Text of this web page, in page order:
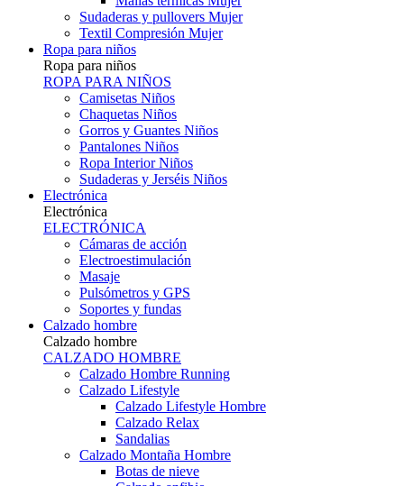
Sudaderas y pullovers Mujer
Textil Compresión Mujer
Ropa para niños
Ropa para niños
ROPA PARA NIÑOS
Camisetas Niños
Chaquetas Niños
Gorros y Guantes Niños
Pantalones Niños
Ropa Interior Niños
Sudaderas y Jerséis Niños
Electrónica
Electrónica
ELECTRÓNICA
Cámaras de acción
Electroestimulación
Masaje
Pulsómetros y GPS
Soportes y fundas
Calzado hombre
Calzado hombre
CALZADO HOMBRE
Calzado Hombre Running
Calzado Lifestyle
Calzado Lifestyle Hombre
Calzado Relax
Sandalias
Calzado Montaña Hombre
Botas de nieve